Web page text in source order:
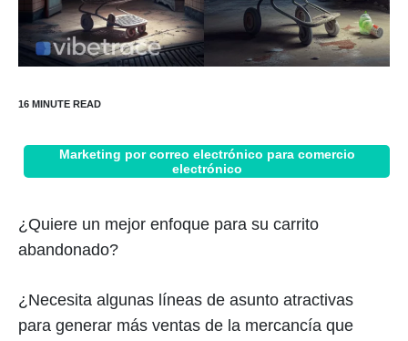
Marketing por correo electrónico para comercio
electrónico
¿Quiere un mejor enfoque para su carrito
abandonado?
¿Necesita algunas líneas de asunto atractivas
para generar más ventas de la mercancía que